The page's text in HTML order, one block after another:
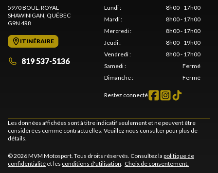
5970 BOUL. ROYAL
SHAWINIGAN, QUÉBEC
G9N 4R8
ITINÉRAIRE
819 537-5136
Lundi:
8h00 - 17h00
Mardi:
8h00 - 17h00
Mercredi:
8h00 - 17h00
Jeudi:
8h00 - 19h00
Vendredi:
8h00 - 17h00
Samedi:
Fermé
Dimanche: Fermé
Restez connecté
Les données affichées sont à titre indicatif seulement et ne peuvent être
considérées comme contractuelles. Veuillez nous consulter pour plus de
détails.
© 2026 MVM Motosport. Tous droits réservés. Consultez la politique de
confidentialité et les conditions d'utilisation. Choix de consentement.